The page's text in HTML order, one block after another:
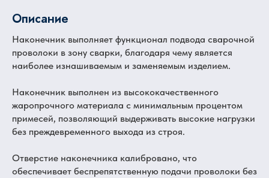
Описание
Наконечник выполняет функционал подвода сварочной
проволоки в зону сварки, благодаря чему является
наиболее изнашиваемым и заменяемым изделием.
Наконечник выполнен из высококачественного
жаропрочного материала с минимальным процентом
примесей, позволяющий выдерживать высокие нагрузки
без преждевременного выхода из строя.
Отверстие наконечника калибровано, что
обеспечивает беспрепятственную подачи проволоки без